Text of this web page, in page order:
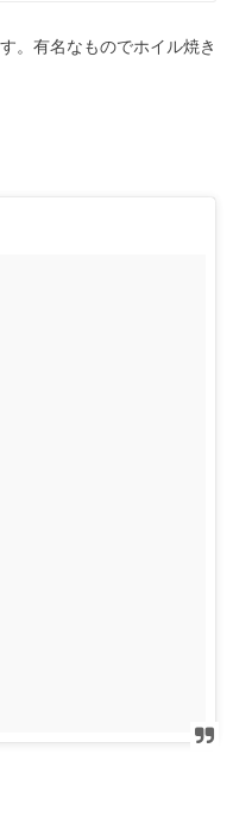
。有名なものでホイル焼き